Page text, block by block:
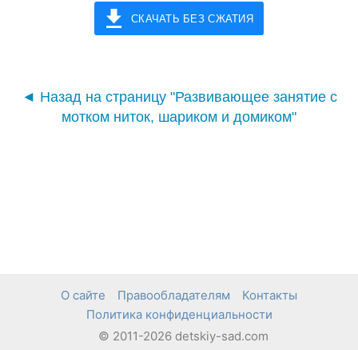
СКАЧАТЬ БЕЗ СЖАТИЯ
◄ Назад на страницу "Развивающее занятие с
мотком ниток, шариком и домиком"
О сайте Правообладателям
Контакты
Политика конфиденциальности
© 2011-2026 detskiy-sad.com